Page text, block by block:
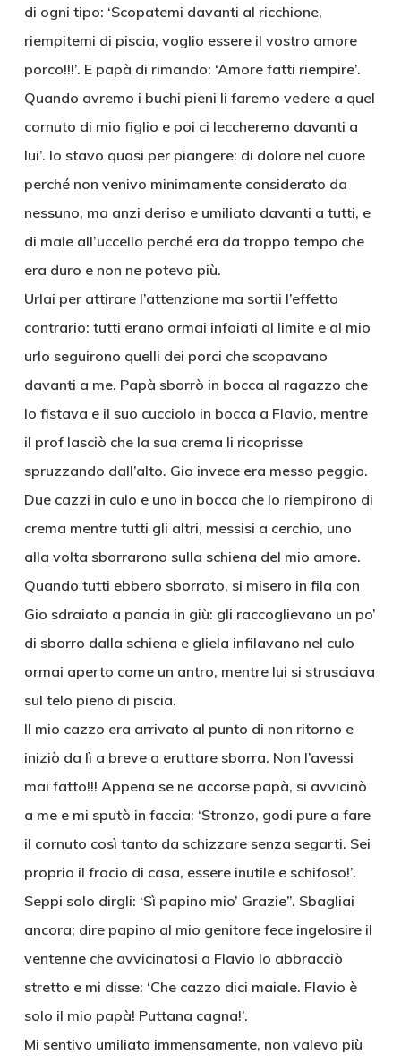
di ogni tipo: ‘Scopatemi davanti al ricchione,
riempitemi di piscia, voglio essere il vostro amore
porco!!!’. E papà di rimando: ‘Amore fatti riempire’.
Quando avremo i buchi pieni li faremo vedere a quel
cornuto di mio figlio e poi ci leccheremo davanti a
lui’. Io stavo quasi per piangere: di dolore nel cuore
perché non venivo minimamente considerato da
nessuno, ma anzi deriso e umiliato davanti a tutti, e
di male all’uccello perché era da troppo tempo che
era duro e non ne potevo più.
Urlai per attirare l’attenzione ma sortii l’effetto
contrario: tutti erano ormai infoiati al limite e al mio
urlo seguirono quelli dei porci che scopavano
davanti a me. Papà sborrò in bocca al ragazzo che
lo fistava e il suo cucciolo in bocca a Flavio, mentre
il prof lasciò che la sua crema li ricoprisse
spruzzando dall’alto. Gio invece era messo peggio.
Due cazzi in culo e uno in bocca che lo riempirono di
crema mentre tutti gli altri, messisi a cerchio, uno
alla volta sborrarono sulla schiena del mio amore.
Quando tutti ebbero sborrato, si misero in fila con
Gio sdraiato a pancia in giù: gli raccoglievano un po’
di sborro dalla schiena e gliela infilavano nel culo
ormai aperto come un antro, mentre lui si strusciava
sul telo pieno di piscia.
Il mio cazzo era arrivato al punto di non ritorno e
iniziò da lì a breve a eruttare sborra. Non l’avessi
mai fatto!!! Appena se ne accorse papà, si avvicinò
a me e mi sputò in faccia: ‘Stronzo, godi pure a fare
il cornuto così tanto da schizzare senza segarti. Sei
proprio il frocio di casa, essere inutile e schifoso!’.
Seppi solo dirgli: ‘Sì papino mio’ Grazie”. Sbagliai
ancora; dire papino al mio genitore fece ingelosire il
ventenne che avvicinatosi a Flavio lo abbracciò
stretto e mi disse: ‘Che cazzo dici maiale. Flavio è
solo il mio papà! Puttana cagna!’.
Mi sentivo umiliato immensamente, non valevo più